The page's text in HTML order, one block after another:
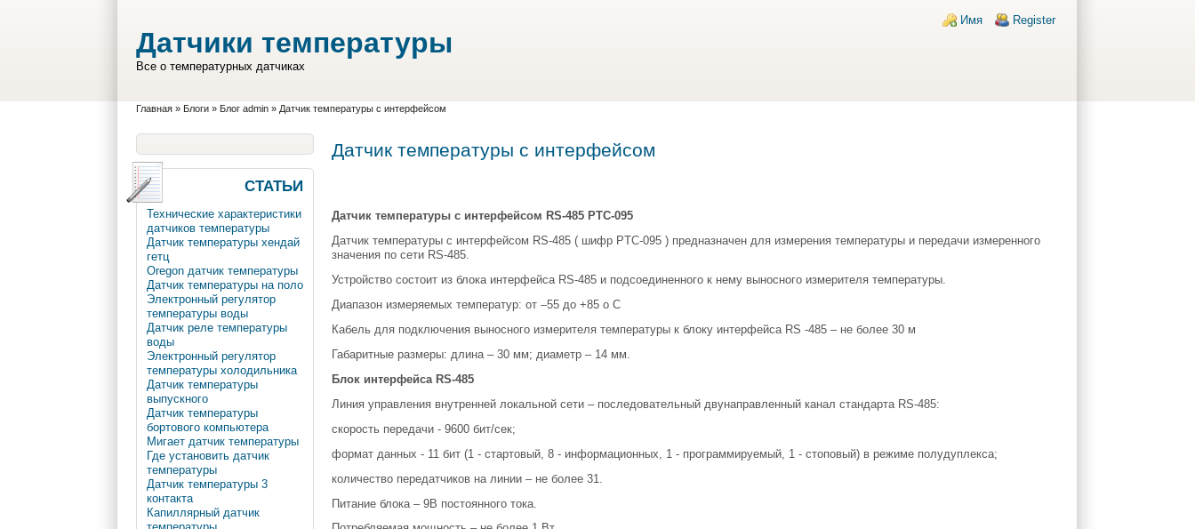
Login links
Имя Register
Датчики температуры
Все о температурных датчиках
Вы здесь
Главная» Блоги» Блог admin» Датчик температуры с интерфейсом
СТАТЬИ
Технические характеристики
датчиков температуры
Датчик температуры хендай
гетц
Oregon датчик температуры
Датчик температуры на поло
Электронный регулятор
температуры воды
Датчик реле температуры
воды
Электронный регулятор
температуры холодильника
Датчик температуры
выпускного
Датчик температуры
бортового компьютера
Мигает датчик температуры
Где установить датчик
температуры
Датчик температуры 3
контакта
Капиллярный датчик
Датчик температуры с интерфейсом
Датчик температуры с интерфейсом RS-485 PTC-095
Датчик температуры с интерфейсом RS-485 ( шифр PTC-095 ) предназначен для измерения температуры и передачи измеренного
значения по сети RS-485.
Устройство состоит из блока интерфейса RS-485 и подсоединенного к нему выносного измерителя температуры.
Диапазон измеряемых температур: от –55 до +85 о С
Кабель для подключения выносного измерителя температуры к блоку интерфейса RS -485 – не более 30 м
Габаритные размеры: длина – 30 мм; диаметр – 14 мм.
Блок интерфейса RS-485
Линия управления внутренней локальной сети – последовательный двунаправленный канал стандарта RS-485:
скорость передачи - 9600 бит/сек;
формат данных - 11 бит (1 - стартовый, 8 - информационных, 1 - программируемый, 1 - стоповый) в режиме полудуплекса;
количество передатчиков на линии – не более 31.
Питание блока – 9В постоянного тока.